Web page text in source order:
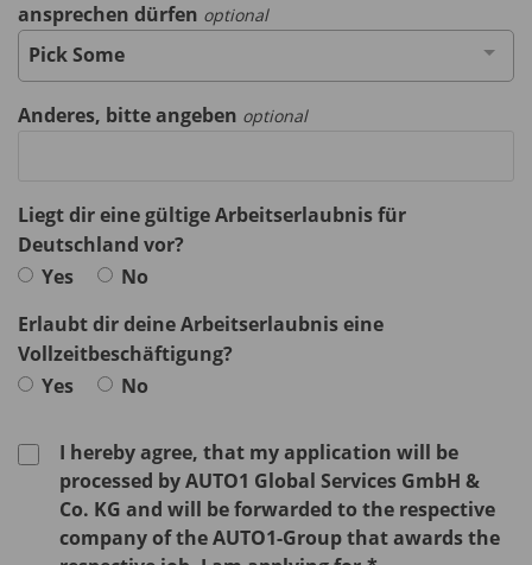
ansprechen dürfen optional
Pick Some
Anderes, bitte angeben optional
Liegt dir eine gültige Arbeitserlaubnis für
Deutschland vor?
Yes
No
Erlaubt dir deine Arbeitserlaubnis eine
Vollzeitbeschäftigung?
Yes
No
I hereby agree, that my application will be
processed by AUTO1 Global Services GmbH &
Co. KG and will be forwarded to the respective
company of the AUTO1-Group that awards the